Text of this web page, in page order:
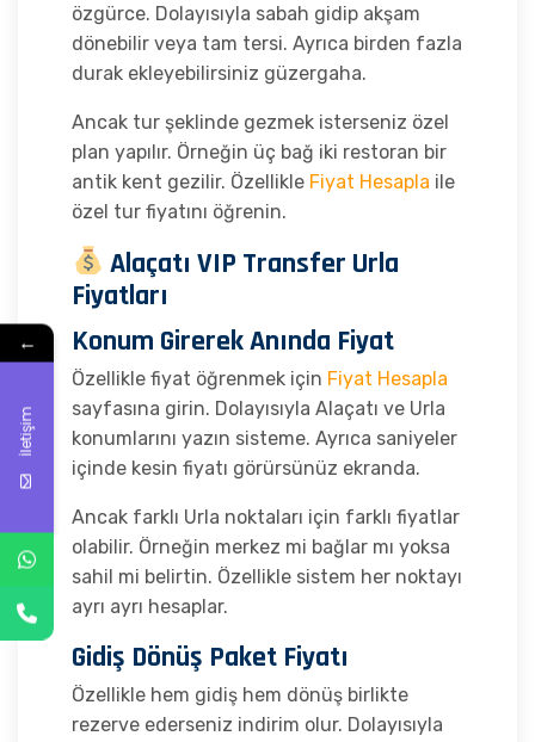
özgürce. Dolayısıyla sabah gidip akşam
dönebilir veya tam tersi. Ayrıca birden fazla
durak ekleyebilirsiniz güzergaha.
Ancak tur şeklinde gezmek isterseniz özel
plan yapılır. Örneğin üç bağ iki restoran bir
antik kent gezilir. Özellikle Fiyat Hesapla ile
özel tur fiyatını öğrenin.
Alaçatı VIP Transfer Urla
Fiyatları
Konum Girerek Anında Fiyat
Özellikle fiyat öğrenmek için Fiyat Hesapla
sayfasına girin. Dolayısıyla Alaçatı ve Urla
konumlarını yazın sisteme. Ayrıca saniyeler
içinde kesin fiyatı görürsünüz ekranda.
Ancak farklı Urla noktaları için farklı fiyatlar
olabilir. Örneğin merkez mi bağlar mı yoksa
sahil mi belirtin. Özellikle sistem her noktayı
ayrı ayrı hesaplar.
Gidiş Dönüş Paket Fiyatı
Özellikle hem gidiş hem dönüş birlikte
rezerve ederseniz indirim olur. Dolayısıyla
←
İletişim